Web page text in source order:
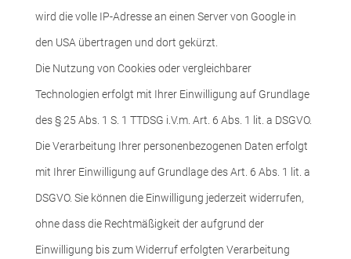
wird die volle IP-Adresse an einen Server von Google in
den USA übertragen und dort gekürzt.
Die Nutzung von Cookies oder vergleichbarer
Technologien erfolgt mit Ihrer Einwilligung auf Grundlage
des § 25 Abs. 1 S. 1 TTDSG i.V.m. Art. 6 Abs. 1 lit. a DSGVO.
Die Verarbeitung Ihrer personenbezogenen Daten erfolgt
mit Ihrer Einwilligung auf Grundlage des Art. 6 Abs. 1 lit. a
DSGVO. Sie können die Einwilligung jederzeit widerrufen,
ohne dass die Rechtmäßigkeit der aufgrund der
Einwilligung bis zum Widerruf erfolgten Verarbeitung